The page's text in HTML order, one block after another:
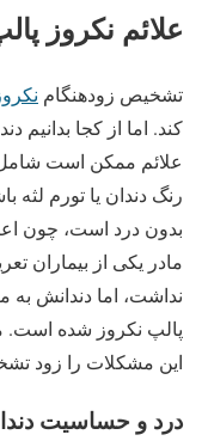
علائم نکروز
تشخیص زودهنگام
کند. اما از کجا
علائم ممکن است شامل
رنگ دندان یا تورم لثه
بدون درد است، چون
مادر یکی از بیماران
نداشت، اما دندانش
پالپ نکروز شده است.
این مشکلات را زود
درد و حساسیت